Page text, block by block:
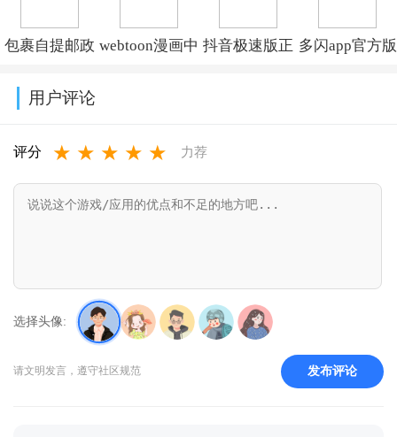
v3.18.4
包裹自提邮政
通)v3.1.3.7
webtoon漫画中 抖音极速版正
v39.9.0_39900300
多闪app官方版
用户评论
评分 ★ ★ ★ ★ ★ 力荐
选择头像:
请文明发言，遵守社区规范 发布评论